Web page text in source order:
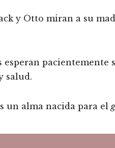
y Otto miran a su
esperan pacientemente
salud.
un alma nacida para el